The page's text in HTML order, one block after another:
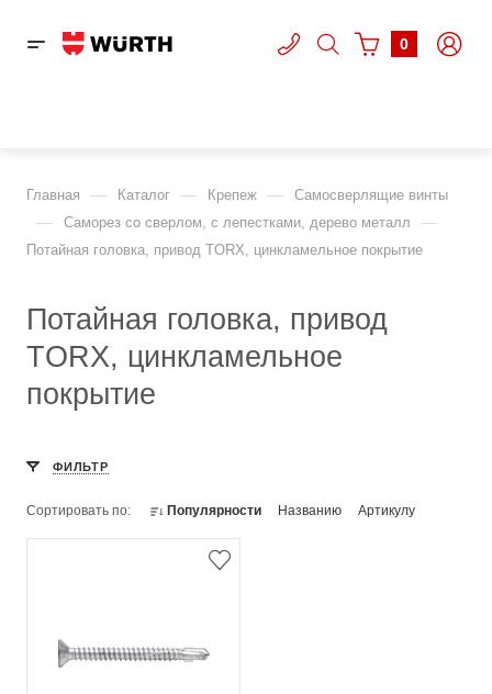
0
Главная — Каталог — Крепеж — Самосверлящие винты
— Саморез со сверлом, с лепестками, дерево металл —
Потайная головка, привод TORX, цинкламельное покрытие
Потайная головка, привод
TORX, цинкламельное
покрытие
ФИЛЬТР
Сортировать по: Популярности Названию Артикулу